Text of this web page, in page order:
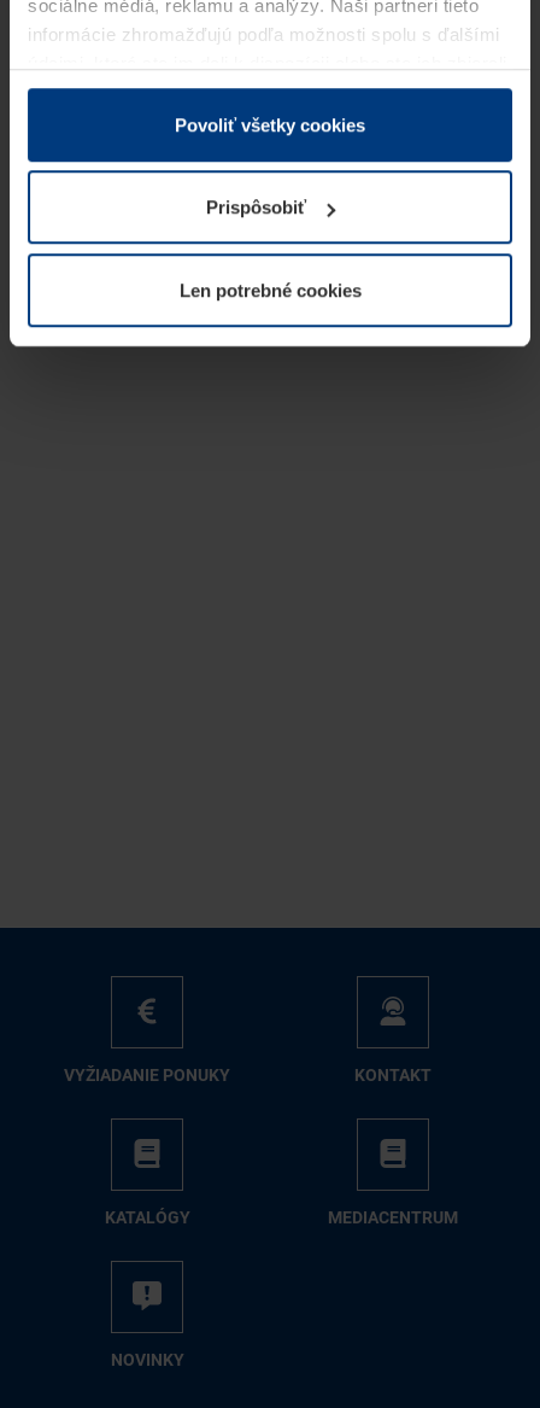
sociálne médiá, reklamu a analýzy. Naši partneri tieto
informácie zhromažďujú podľa možnosti spolu s ďalšími
v rámci Vášho využívania služieb.
Z právneho hľadiska môžeme cookies ukladať na Vašom
prevádzku tejto stránky. Pre všetky ostatné typy cookie
potrebujeme Vaše povolenie. Vaše povolenie môžete
kedykoľvek zmeniť alebo odvolať vo vysvetlení cookie
našej webovej stránky.
Povoliť všetky cookies
Prispôsobiť
Len potrebné cookies
VY­ŽIA­DA­NIE PO­NU­KY KON­TAKT
KA­TA­LÓ­GY ME­DIA­CEN­TRUM
NO­VIN­KY